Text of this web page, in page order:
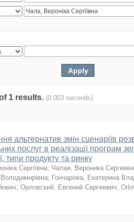
1 results. (0.003 seconds)
альтернатив змін сценаріїв
послуг в реалізації програм
типи продукту та ринку
Сергіївна; Чалая, Вероника
; Гончарова, Екатерина
; Орловский, Евгений Сергеевич;